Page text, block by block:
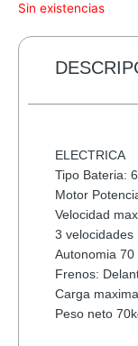
Sin existencias
ELECTRICA
Tipo Bateria:
Motor
Velocidad
3 velocidades
Autonomia 70
Frenos:
Carga
Peso neto